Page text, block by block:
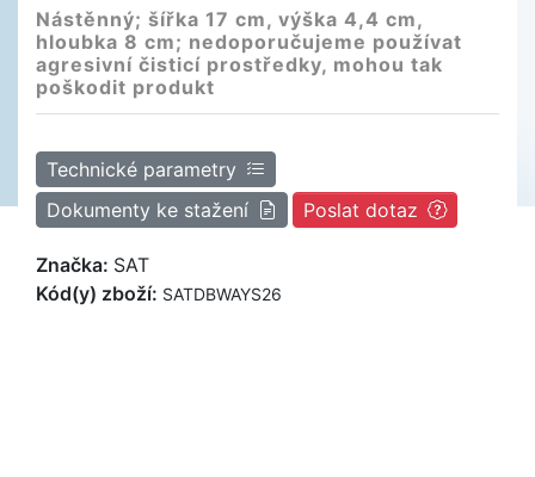
Nástěnný; šířka 17 cm, výška 4,4 cm,
hloubka 8 cm; nedoporučujeme používat
agresivní čisticí prostředky, mohou tak
poškodit produkt
Technické parametry
Dokumenty ke stažení
Poslat dotaz
Značka: SAT
Kód(y) zboží: SATDBWAYS26